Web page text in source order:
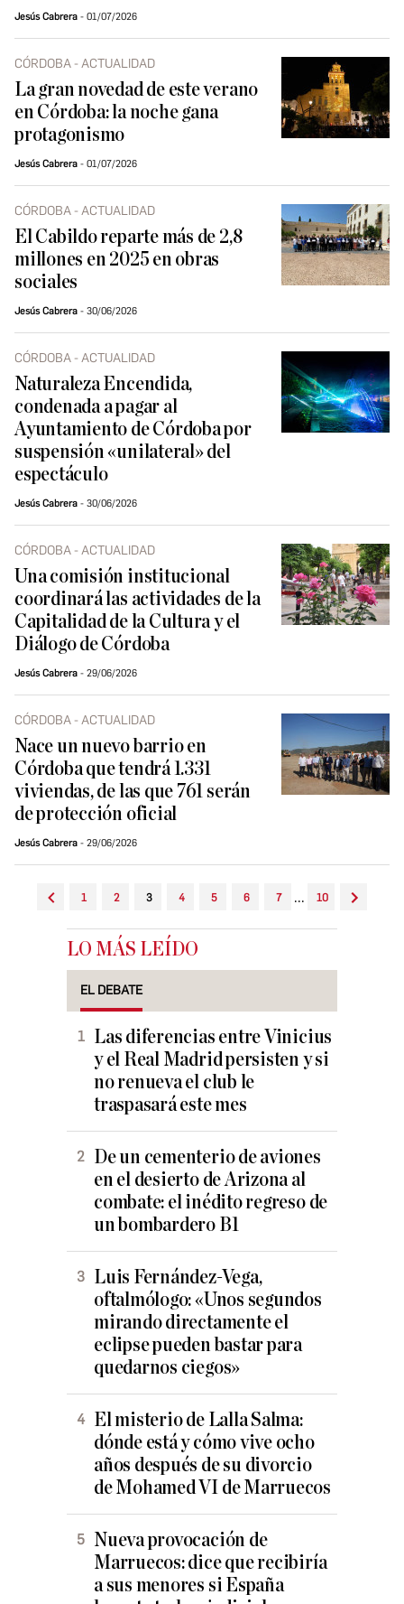
Jesús Cabrera 01/07/2026
CÓRDOBA - ACTUALIDAD
La gran novedad de este verano
en Córdoba: la noche gana
protagonismo
Jesús Cabrera 01/07/2026
CÓRDOBA - ACTUALIDAD
El Cabildo reparte más de 2,8
millones en 2025 en obras
sociales
Jesús Cabrera 30/06/2026
CÓRDOBA - ACTUALIDAD
Naturaleza Encendida,
condenada a pagar al
Ayuntamiento de Córdoba por
suspensión «unilateral» del
espectáculo
Jesús Cabrera 30/06/2026
CÓRDOBA - ACTUALIDAD
Una comisión institucional
coordinará las actividades de la
Capitalidad de la Cultura y el
Diálogo de Córdoba
Jesús Cabrera 29/06/2026
CÓRDOBA - ACTUALIDAD
Nace un nuevo barrio en
Córdoba que tendrá 1.331
viviendas, de las que 761 serán
de protección oficial
Jesús Cabrera 29/06/2026
1 2 3 4 5 6 7 ... 10
LO MÁS LEÍDO
EL DEBATE
Las diferencias entre Vinicius
y el Real Madrid persisten y si
no renueva el club le
traspasará este mes
De un cementerio de aviones
en el desierto de Arizona al
combate: el inédito regreso de
un bombardero B1
Luis Fernández-Vega,
oftalmólogo: «Unos segundos
mirando directamente el
eclipse pueden bastar para
quedarnos ciegos»
El misterio de Lalla Salma:
dónde está y cómo vive ocho
años después de su divorcio
de Mohamed VI de Marruecos
Nueva provocación de
Marruecos: dice que recibiría
a sus menores si España